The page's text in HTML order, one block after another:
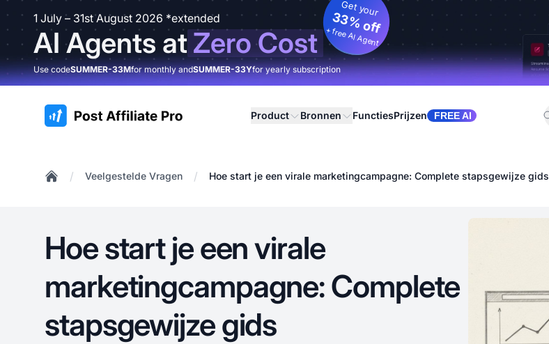
1 July – 31st August 2026 *extended
AI Agents atZero Cost
Get your
33% off
+ free AI Agent
Use codeSUMMER-33Mfor monthly andSUMMER-33Yfor yearly subscription
:site.title Product Bronnen FunctiesPrijzen FREE AI
/ Veelgestelde Vragen / Hoe start je een virale marketingcampagne: Complete stapsgewijze gids
Hoe start je een virale
marketingcampagne: Complete
stapsgewijze gids